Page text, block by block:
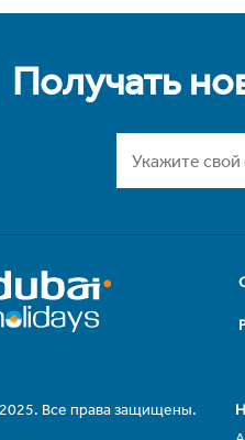
Получать
Все права защищены.